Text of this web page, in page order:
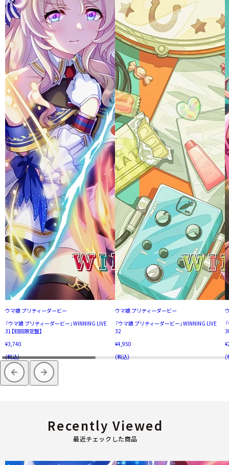
ウマ娘 プリティーダービー
『ウマ娘 プリティーダービー』WINNING LIVE
31【初回限定盤】
¥3,740
(税込)
ウマ娘 プリティーダービー
『ウマ娘 プリティーダービー』WINNING LIVE
32
¥4,950
(税込)
(
最近チェックした商品
Recently Viewed